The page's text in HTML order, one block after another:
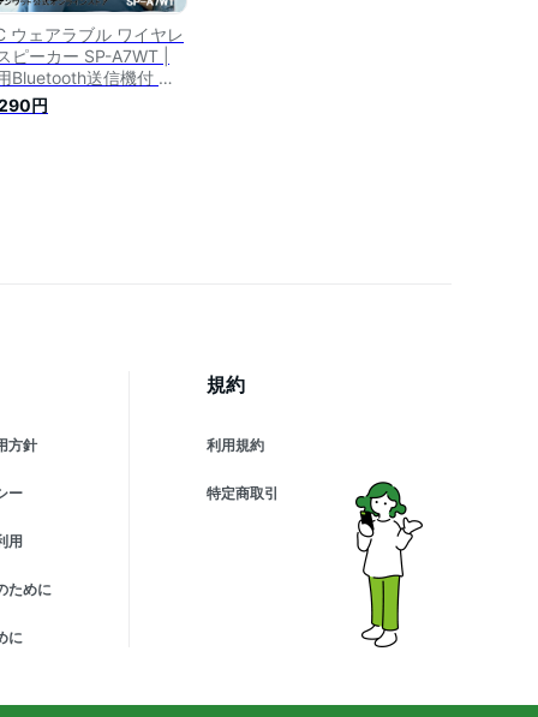
ウェアラブル ワイヤレ
ピーカー SP-A7WT |
Bluetooth送信機付 肩
首掛け ハンズフリー
クスピーカー bluetooth
円
方針
ー
用
ために
に
規約
利用規約
特定商取引